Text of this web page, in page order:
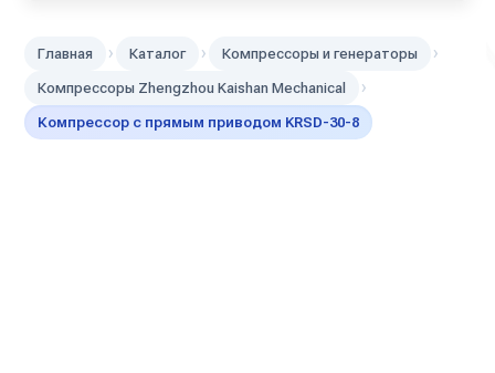
Главная › Каталог › Компрессоры и генераторы ›
Компрессоры Zhengzhou Kaishan Mechanical ›
Компрессор с прямым приводом KRSD-30-8